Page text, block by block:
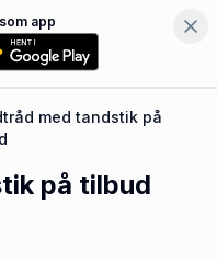
app
med tandstik på
på tilbud